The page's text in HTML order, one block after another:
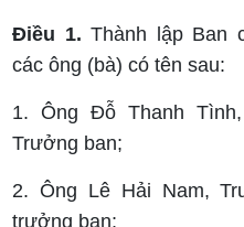
Điều 1. Thành lập Ban
các ông (bà) có tên sau:
1. Ông Đỗ Thanh
Trưởng ban;
2. Ông Lê Hải Nam,
trưởng ban;